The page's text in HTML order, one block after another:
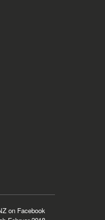
on Facebook